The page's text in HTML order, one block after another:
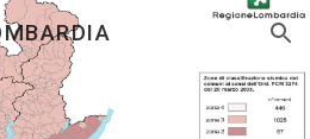
Skip to navigation